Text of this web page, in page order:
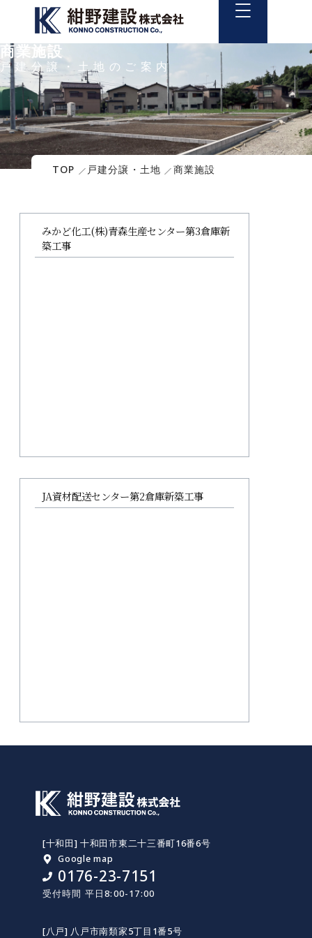
商業施設
戸建分譲・土地のご案内
TOP 戸建分譲・土地 商業施設
みかど化工(株)青森生産センター第3倉庫新
築工事
JA資材配送センター第2倉庫新築工事
[十和田] 十和田市東二十三番町16番6号
Google map
0176-23-7151
受付時間 平日8:00-17:00
[八戸] 八戸市南類家5丁目1番5号